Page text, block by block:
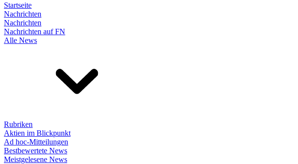
Startseite
Nachrichten
Nachrichten
Nachrichten auf FN
Alle News
Rubriken
Aktien im Blickpunkt
Ad hoc-Mitteilungen
Bestbewertete News
Meistgelesene News